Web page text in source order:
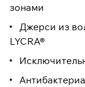
зонами
Джерси из
LYCRA®